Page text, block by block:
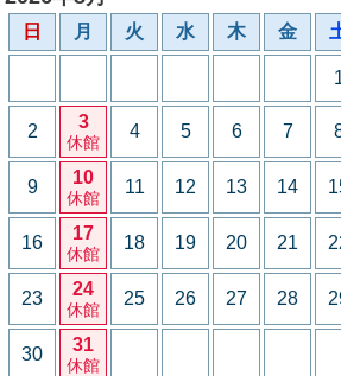
日 月 火 水 木 金
2 3
休館
4 5 6 7
9 10
休館
11 12 13 14
16 17
休館
18 19 20 21
23 24
休館
25 26 27 28
30 31
休館